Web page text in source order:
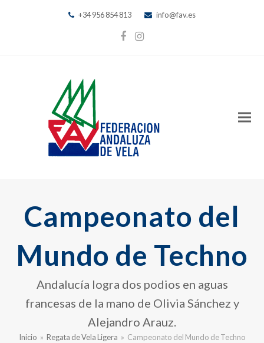
+34 956 854 813 info@fav.es
Facebook
Instagram
Campeonato del
Mundo de Techno
Andalucía logra dos podios en aguas
francesas de la mano de Olivia Sánchez y
Alejandro Arauz.
Inicio » Regata de Vela Ligera » Campeonato del Mundo de Techno